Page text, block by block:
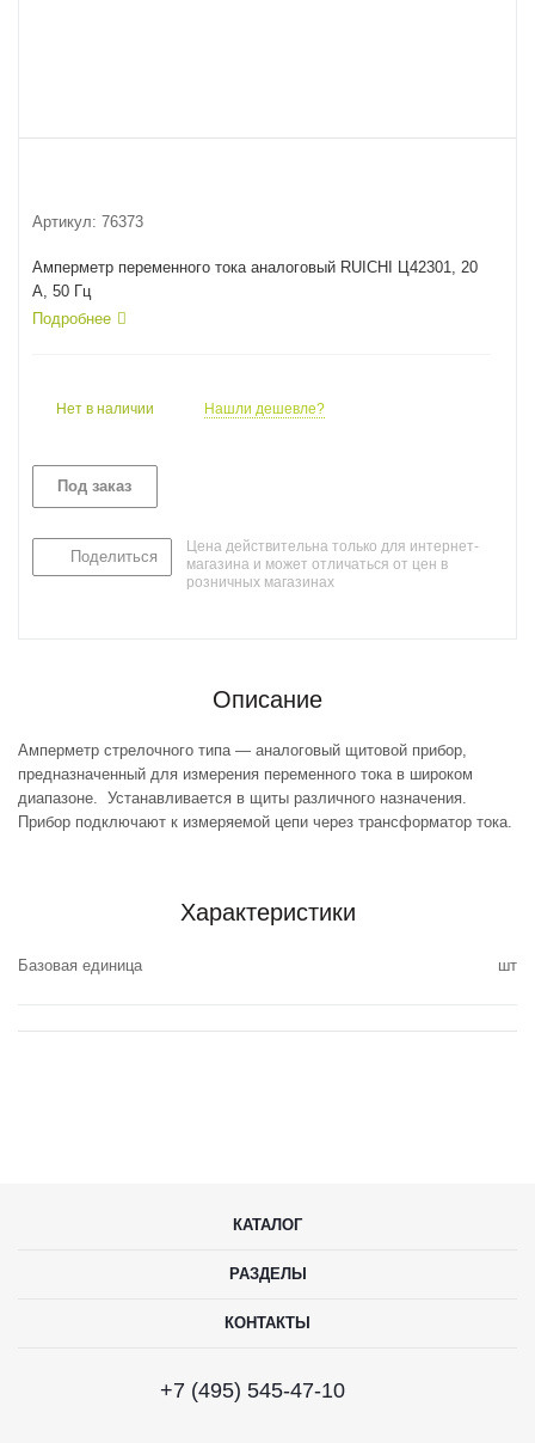
Артикул: 76373
Амперметр переменного тока аналоговый RUICHI Ц42301, 20
А, 50 Гц
Подробнее
Нет в наличии Нашли дешевле?
Под заказ
Поделиться
Цена действительна только для интернет-
магазина и может отличаться от цен в
розничных магазинах
Описание
Амперметр стрелочного типа — аналоговый щитовой прибор,
предназначенный для измерения переменного тока в широком
диапазоне. Устанавливается в щиты различного назначения.
Прибор подключают к измеряемой цепи через трансформатор тока.
Характеристики
Базовая единица шт
КАТАЛОГ
РАЗДЕЛЫ
КОНТАКТЫ
+7 (495) 545-47-10